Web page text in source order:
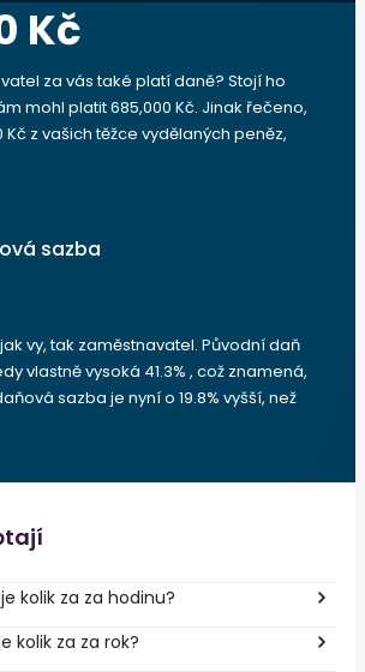
Kč
za vás také platí daně? Stojí ho
mohl platit 685,000 Kč. Jinak řečeno,
Kč z vašich těžce vydělaných peněz,
sazba
vy, tak zaměstnavatel. Původní daň
vlastně vysoká 41.3% , což znamená,
sazba je nyní o 19.8% vyšší, než
kolik za za hodinu?
kolik za za rok?